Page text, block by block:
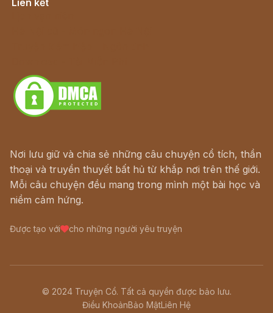
Liên kết
Nơi lưu giữ và chia sẻ những câu chuyện cổ tích, thần
thoại và truyền thuyết bất hủ từ khắp nơi trên thế giới.
Mỗi câu chuyện đều mang trong mình một bài học và
niềm cảm hứng.
Được tạo với cho những người yêu truyện
© 2024 Truyện Cổ. Tất cả quyền được bảo lưu.
Điều KhoảnBảo MậtLiên Hệ